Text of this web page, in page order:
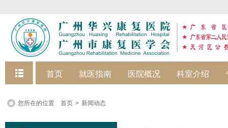
快捷菜单
首页 就医指南 医院概况 科室介绍
您所在的位置 首页 > 新闻动态